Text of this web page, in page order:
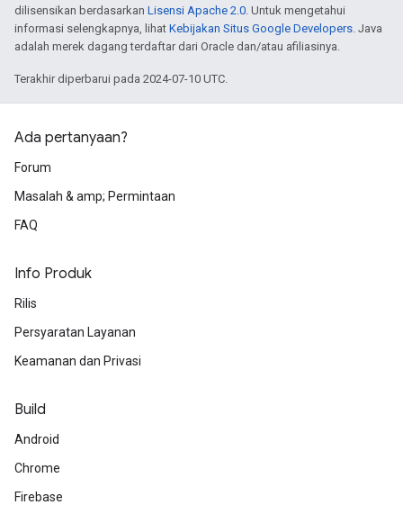
dilisensikan berdasarkan Lisensi Apache 2.0 . Untuk mengetahui
informasi selengkapnya, lihat Kebijakan Situs Google Developers . Java
adalah merek dagang terdaftar dari Oracle dan/atau afiliasinya.
Terakhir diperbarui pada 2024-07-10 UTC.
Ada pertanyaan?
Forum
Masalah & amp; Permintaan
FAQ
Info Produk
Rilis
Persyaratan Layanan
Keamanan dan Privasi
Build
Android
Chrome
Firebase